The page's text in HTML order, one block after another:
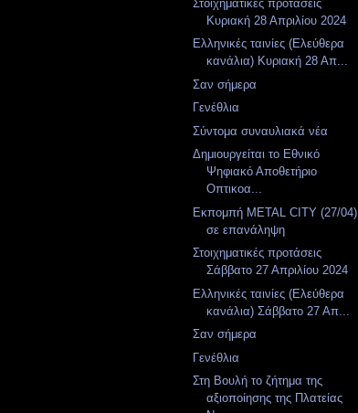
Στοιχηματικές προτάσεις
Κυριακή 28 Απριλίου 2024
Ελληνικές ταινίες (Ελεύθερα
κανάλια) Κυριακή 28 Απ...
Σαν σήμερα
Γενέθλια
Σύντομα συναυλιακά νέα
Δημιουργείται το Εθνικό
Ψηφιακό Αποθετήριο
Οπτικοα...
Εκπομπή METAL CITY (27/04)
σε επανάληψη
Στοιχηματικές προτάσεις
Σάββατο 27 Απριλίου 2024
Ελληνικές ταινίες (Ελεύθερα
κανάλια) Σάββατο 27 Απ...
Σαν σήμερα
Γενέθλια
Στη Βουλή το ζήτημα της
αξιοποίησης της Πλατείας